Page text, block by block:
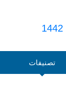
تصنيفات